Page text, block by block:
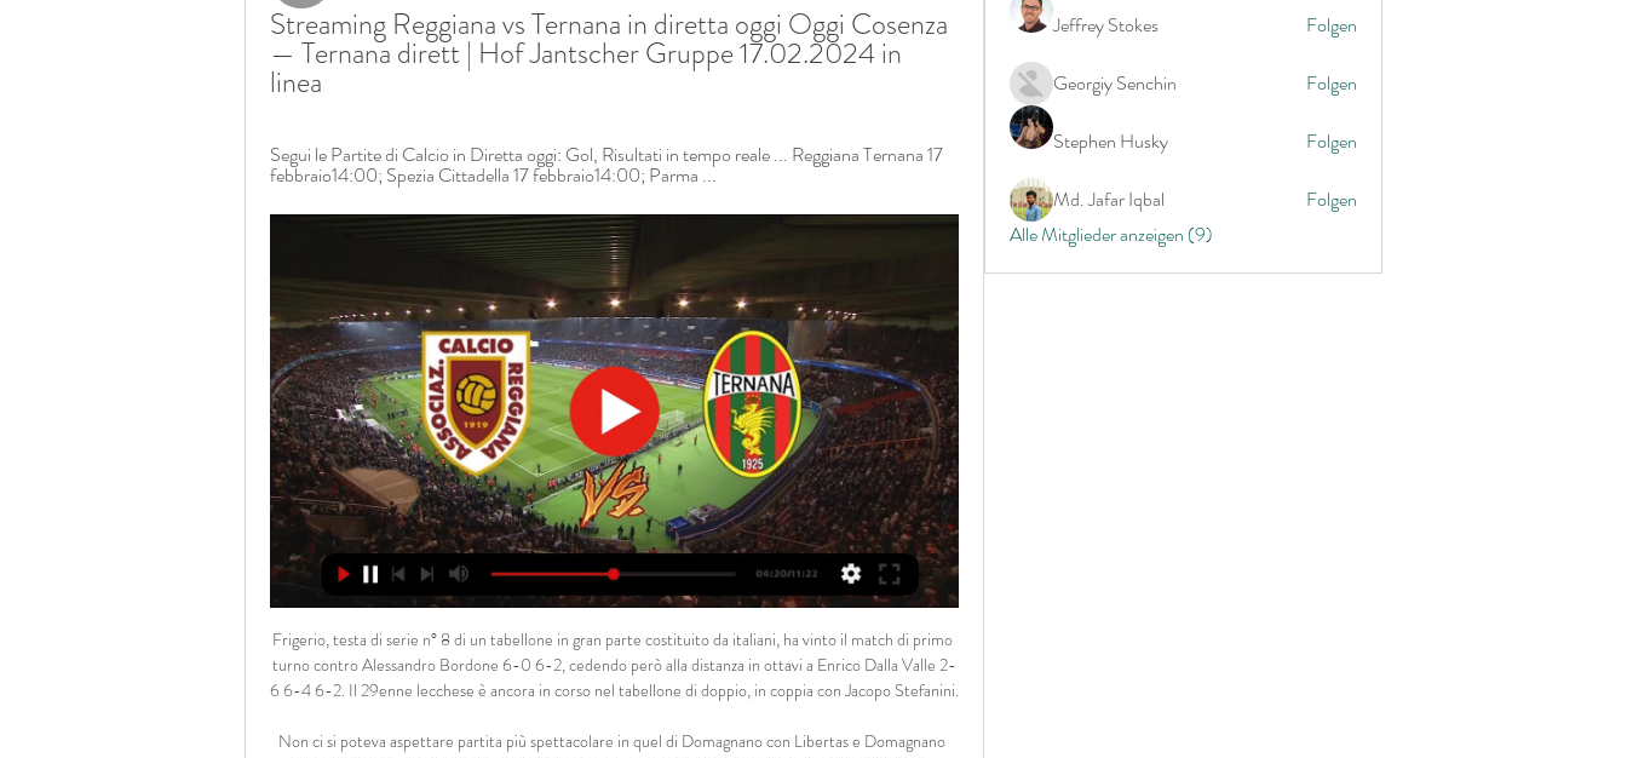
Streaming Reggiana vs Ternana in diretta oggi Oggi Cosenza
— Ternana dirett | Hof Jantscher Gruppe 17.02.2024 in
linea
Segui le Partite di Calcio in Diretta oggi: Gol, Risultati in tempo reale ... Reggiana Ternana 17
febbraio14:00; Spezia Cittadella 17 febbraio14:00; Parma ...
Frigerio, testa di serie n° 8 di un tabellone in gran parte costituito da italiani, ha vinto il match di primo turno contro Alessandro Bordone 6-0 6-2, cedendo però alla distanza in ottavi a Enrico Dalla Valle 2-6 6-4 6-2. Il 29enne lecchese è ancora in corso nel tabellone di doppio, in coppia con Jacopo Stefanini.

Non ci si poteva aspettare partita più spettacolare in quel di Domagnano con Libertas e Domagnano che si smezzano la posta in un rocambolesco 3-3. La partita si sblocca dopo circa 20 minuti con Antonio Gravina (LI) che batte l'estremo difensore giallo-rosso, portando il risultato sul 1-0. Il Domagnano …

Diretta qualificazioni Euro 2020 ore 20.45: il programma e dove vedere le partite in tv. Dall'"italianissima" Polonia impegnata con Israele a Spagna-Svezia, passando per Repubblica Ceca-Montenegro e Serbia-Lituania: segui i match di oggi su www.tuttosport.com

Dove vedere Reggiana-Ternana in streaming e tv gratis, 19 ore fa — Reggiana-Ternana di Serie B: dove vederla in TV e streaming, gratis su DAZN e Sky Sport. La Serie B offre sempre partite emozionanti e, oggi ...

ULTIMI COMMENTI. toro35 su Judo, Oceania Open Perth 2019: buon quinto posto per Francesca Giorda nei 48 kg, settima Francesca Milani; Andry84 su LIVE Ciclismo su pista, Coppa del Mondo Minsk 2019 in DIRETTA: vittoria e NUOVO record del mondo per Filippo Ganna!

Kikò Nalli si è sentito aggredire con cattiveria e non riesce ancora a spiegarsi il perché del gesto di due ragazzi che, a bordo di uno scooter, lo hanno insultato e attaccato fisicamente. In base alle dichiarazioni fatte dall’hair stylist sui social, subito dopo l’accaduto, sembra che i due sconosciuti abbiano preso di mira a parole sia lui che la conduttrice Barbara d’Urso .

Diretta da Bari Diretta da Cesena Diretta da Conversano Diretta da Firenze Diretta da Genova Diretta da Roma lungotevere Diretta da Padova Diretta da Trieste Diretta da RVS Conegliano Diretta dal Cecsur (Villa Aurora) Diretta Eventi Speciali UICCA

Virtus Francavilla-Casertana sarà trasmessa in diretta TV. In occasione del primo turno dei play off di Serie C, uno dei due match scelti per essere trasmessi in diretta televisiva è la sfida del Girone C tra Virtus Francavilla e Casertana, che si affronteranno domenica al “Fanuzzi” di Brindisi.

Il biglietto del treno da Roma a Civitavecchia costa in media 5 €, ma è possibile trovare anche biglietti treni low cost a partire da 4 €. Con Wanderio trovi le migliori offerte Trenitalia per viaggiare in treno da Roma a Civitavecchia.

Elenco Candidati AMMESSI Concorso pubblico, per titoli ed esami, per l’assunzione, a tempo indeterminato, di n. 2 Dirigenti Amministrativi da destinare all’U.O.C. Gestione Risorse Umane.

Da Piazza Sordello a Palazzo Te, passando per il Palazzo Ducale, la Casa del Mantegna, i cinema e i teatri della città. Sta per arrivare a Mantova l’appuntamento che tutti gli appassionati di libri aspettano al rientro delle vacanze, il Festivaletteratura.

Livorno-Arezzo in diretta tivù su Rai Sport il 24 ottobre.. Il Pisa si aggiudica il derby, 0-1 il finale.. Livorno - Zona Mista, la trasmissione di Amaranta Tv dedicata alle interviste dei protagonisti delle partite del Livorno, propone oggi, sabato 5 ottobre,.

Santarcangelo – Cesena 29/07/2015 Sky Calcio in Diretta Live ultima modifica: 2015-07-29T13:02:43+02:00 da verso2013 Reposta per primo quest’articolo Questo articolo è stato pubblicato in sport e contrassegnato come Amichevole , Amichevole Cesena , Amichevole Santarcangelo , Cesena , Santarcangelo , Santarcangelo - Cesena da verso2013 .

Palmese - Biancavilla 1990 - Serie D Girone I 2019 - 2020 - Live Diretta Tabellino Streaming 06/10/2019 - I AM CALCIO CATANIA . Catania. Tabellino. Palmese - Biancavilla 1990 0-2 - Serie D Girone I 2019 - 2020 06/10/2019 15:00 Stadio: Giuseppe Lopresti Serie D Girone I 2019 - 2020. Finale Palmese 0 - 2 Biancavilla 1990 Lucarelli M. Leotta S.

Reggiana vs Palermo | Serie B 7' Fabio Lucioni; 71' Jacopo Segre; 90'+5' Edoardo Soleri. Diventa tu il reporter di questa partita! Scopri come... Cronaca. Tabellino. Statistiche.

Periodico di informazione della diocesi di Ragusa. Browsing the "Maria Cristina di Savoia" Tag . Vita Cristiana. ELETTO IL NUOVO PRESIDENTE DELL’ASSOCIAZIONE RELIGIOSA COMISANA DEDICATA A MARIA CRISTINA DI SAVOIA. 31 Ottobre 2016 | di Serena …

Due nuove sfide della fase eliminatoria con Australia – Brasile nel pomeriggio e Sudafrica – Cina in serata. Nella notte si è giocato in Brasile Giovedì 13 giugno si è aperto con il campionato di Serie A brasiliano. Successi casalinghi per Fortaleza (2-1 sul Cruzeiro), Internacional (3-1 sul

ACA srl con sede in localita' panighina di bertinoro, provincia di forli-cesena, da oltre 35 anni progetta e produce sistemi e impianti in acciaio inox 18/10 dedicati alla ristorazione, arte bianca, grandi impianti, tavoli centrali, tavoli tubolari, armadi, cappe, lavelli, impianti di …

Il sito sul campo del cinema con tutte le anteprime, le recensioni ed i trailers, il mercato home video in VHS e quello in continuo sviluppo del DVD, con un occhio anche alle più interessanti proposte televisive.

Il Modena F.C. e il suo Presidente Aldo Taddeo si dissociano totalmente dalle affermazioni del signor Antonio Caliendo in occasione della trasmissione La Domenica Sportiva andata in onda sulle reti R...

Diretta/ Ternana Reggiana (risultato finale 3-0) 30 set 2023 — Diretta Ternana Reggiana streaming video e tv, quote e risultato live I tre punti guadagnati quest'oggi consentono alla Ternana di portarsi a ...

Meteo, le previsioni di mercoledì 9 ottobre Il Tar sospende il prestito dell'Uomo Vitruviano di Leonardo Vasto incendio in appartamento a Terni C.Conti:"Dubbi coperture dall'evasione" Napoli-Verona, streaming e tv: dove vedere l’8a giornata di Serie A Dazi: timore rialzi …

Fallimento azienda Martinelli Ettore Sassuolo, i lavoratori davanti all’azienda nella diretta su La7 della trasmissione In Onda di Luca Telese e David Parenzo. Riprese video e foto amatoriali di alcuni momenti della trassmissione del 1° agosto 2019.

CAGLIARI - Cagliari e Parma scenderanno in campo alle Sardegna Arena alle 18 nell’anticipo della 24esima giornata di Serie A. I padroni di casa stanno vivendo un momento terribile e nelle ultime cinque gare hanno collezionato un solo punto, frutto del pareggio acciuffato in …

2' È dell'Entella il primo tiro della partita con Paolucci che ci prova dai 30 metri. Facile la presa di Zima. 1' Iniziato il match. È l'Entella a dare il calcio di avvio. 0' Benvenuti allo stadio comunale di Chiavari per la diretta testuale del match tra Virtus Entella e Livorno. Il tabellino di Entella-Livorno

Sono partiti oggi gli Australian Open 2018. Raphael Nadal ha superato con facilità il portoghese Victor Estrella Burgos con un 3-0 devastante: 6-1, 6-1, 6-1. Stesso risultato finale ma parziali diversi per Grigor Dimitrov contro Dennis Novak

Oggi Linea Verde va…a Frosinone e a Latina. 26° puntata della nuova edizione del sabato di Linea Verde. Il programma, così come lo scorso anno, al sabato è condotto da Chiara Giallonardo, Marcello Masi e Federica De Denaro.

170 persone ne parlano. Pagina dedicata alla Squadra Calcistica di Lentigione.. Sasso Marconi Calcio. Squadra sportiva dilettante. La Zanzara granata. Blog personale. Indipendente Sportivo. Rivista. Funghiamo. Sito Web personale.

Diretta Calcio: Partite Live oggi - Diretta Serie A, B e Coppe Segui le Partite di Calcio in Diretta oggi: Gol, Risultati in tempo reale Reggiana Ternana 17 febbraio14:00; Spezia Cittadella 17 febbraio14:00; Parma ...

Senegal-Colombia diretta tv Italia 1 e streaming live gratis Mondiali 2018, oggi 28 giugno.. SAN VITO LO CAPO, TRAPANI,. È il Senegal ad aggiudicarsi la vittoria del XXII Campionato del mondo del cous cous che si è concluso ieri a San Vito Lo Capo, Trapani,.

Serie B - in diretta streaming su - Now TV Guarda le partite di Serie B in diretta tv e live streaming su Now. Vedi i goal e gli highlights della tua squadra del cuore.

Sport in onda - Now Tv In onda. Fra poco. Sport. Sport 24 Today. 1 min rimanenti. Sport 24 Today. 03:30 - 04:00. Tennis: ATP & WTA (Diretta). 1 min rimanenti ...

Sabato 14 settembre 2019 a Roma, Eleonora Daniele e Giulio Tassoni si sono sposati! Tanti gli ospiti vip presenti alle nozze, in chiesa e poi al ricevimento che si è tenuto in una bellissima villa a Roma. Tante assenze anche, a dire il vero, non abbiamo infatti visto tra gli ospiti molti colleghi

La distanza chilometrica tra Milano e Verona in linea d' aria è di 140.71 km e di 162 km km in automobile. Per andare da Milano a Verona in macchina si impiegano 1 ora 33 minuti. Questo è il migliore percorso stradale tra Milano e Verona.

Linee Autobus a Sassuolo (Modena) ed orari di Pullman, Autobus Extraurbani, Autolinee Interregionali e Treni, Come raggiungere Sassuolo con pullman, corriera, autobus, treno e aereo

Oggi Cosenza Calcio vs Ternana Calcio in diretta 2 dicembre Segui la diretta live di Cosenza - Ternana con aggiornamenti in tempo reale. Vivi l'emozione della Serie B Calcio su gazzetta.it. Oggi Cosenza Calcio ...

Grazie per aver voluto dedicare qualche minuto alla consultazione di questa sezione del nostro sito Web. La tua privacy è molto importante per HSL Derthona e per tutelarla al meglio, ti forniamo queste note in cui troverai indicazioni sul tipo di informazioni raccolte online e sulle varie possibilità che hai di intervenire nella raccolta e.

Una bella notizia arriva per i tifosi della Grissin Bon Reggio Emilia e per tutti gli appassionati di basket,. Read More. Coppe Europee. Eurocup: CAI Saragozza-R.Emilia in diretta su Teletricolore. Claudio Coli | 3 Novembre 2014. Una bella. Il presidente della FIP Gianni Petrucci sarà ospite stasera alle 22 della trasmissione televisiva.

Dove vedere Salernitana Ternana streaming tv: guarda in 11 ago 2023 — contro la Ternana. I granata campani sono riusciti a tenere in rosa Dia, capocannoniere della scorsa stagione dopo averlo
Jeffrey Stokes Folgen
Georgiy Senchin Folgen
Stephen Husky Folgen
Md. Jafar Iqbal
Folgen
Alle Mitglieder anzeigen (9)